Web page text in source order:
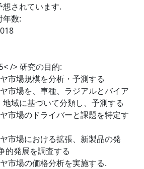
されています.
年数:
/> 研究の目的:
市場規模を分析・予測する
市場を、車種、ラジアルとバイア
域に基づいて分類し、予測する
市場のドライバーと課題を特定す
市場における拡張、新製品の発
的発展を調査する
市場の価格分析を実施する.